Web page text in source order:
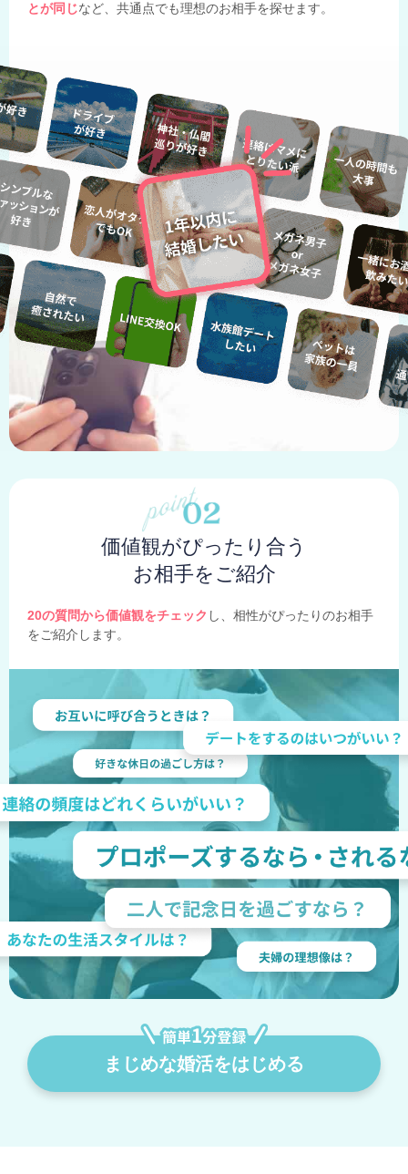
とが同じなど、共通点でも理想のお相手を探せます。
価値観がぴったり合う
お相手をご紹介
20の質問から価値観をチェック し、相性がぴったりのお相手
をご紹介します。
まじめな婚活をはじめる